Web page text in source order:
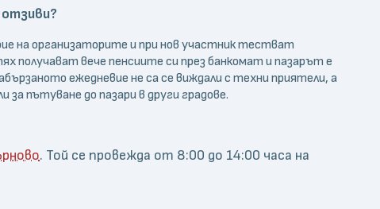
на организаторите и при нов участник тестват
получават вече пенсиите си през банкомат и пазарът е
ежедневие не са се виждали с техни приятели, а
за пътуване до пазари в други градове.
. Той се провежда от 8:00 до 14:00 часа на